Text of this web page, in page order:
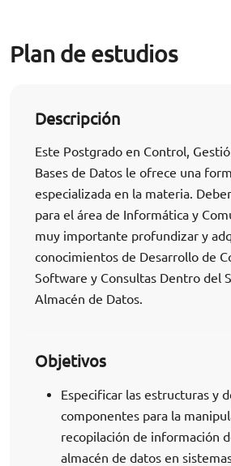
Plan de estudios
Descripción
Este Postgrado en Control,
Bases de Datos le ofrece una
especializada en la materia.
para el área de Informática y
muy importante profundizar y
conocimientos de Desarrollo de
Software y Consultas Dentro del
Almacén de Datos.
Objetivos
Especificar las estructuras y
componentes para la
recopilación de información
almacén de datos en